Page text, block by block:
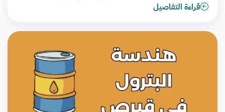
قراءة التفاصيل